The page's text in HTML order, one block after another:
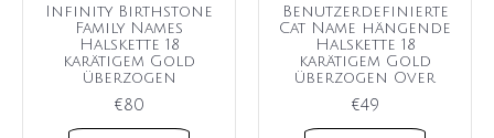
Infinity Birthstone
Family Names
Halskette 18
karätigem Gold
überzogen
€80
Benutzerdefinierte
Cat Name hängende
Halskette 18
karätigem Gold
überzogen Over
€49